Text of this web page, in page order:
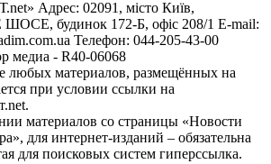
Адрес: 02091, місто Київ,
будинок 172-Б, офіс 208/1 E-mail:
Телефон: 044-205-43-00
медиа - R40-06068
любых материалов, размещённых на
при условии ссылки на
материалов со страницы «Новости
для интернет-изданий – обязательна
для поисковых систем гиперссылка.